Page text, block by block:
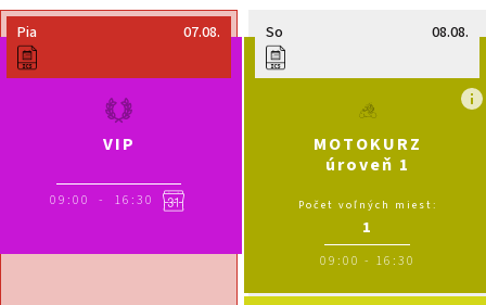
Pia 07.08.
VIP
09:00 - 16:30
So 08.08.
MOTOKURZ
úroveň 1
Počet voľných miest:
1
09:00 - 16:30